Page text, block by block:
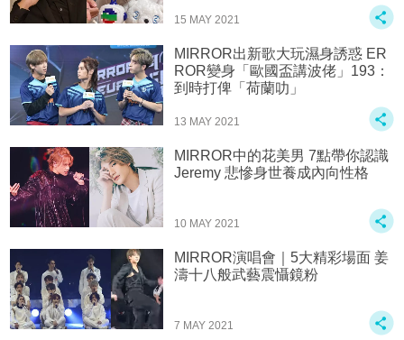
15 MAY 2021
MIRROR出新歌大玩濕身誘惑 ER
ROR變身「歐國盃講波佬」193：
到時打俾「荷蘭叻」
13 MAY 2021
MIRROR中的花美男 7點帶你認識
Jeremy 悲慘身世養成內向性格
10 MAY 2021
MIRROR演唱會｜5大精彩場面 姜
濤十八般武藝震懾鏡粉
7 MAY 2021